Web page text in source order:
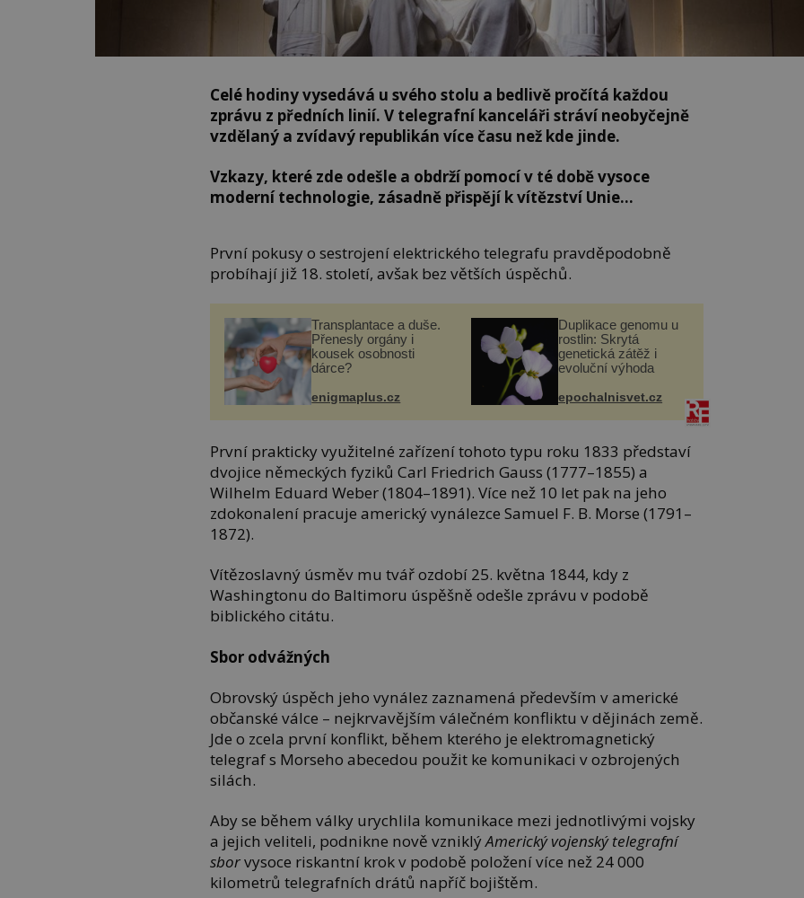
Celé hodiny vysedává u svého stolu a bedlivě pročítá každou
zprávu z předních linií. V telegrafní kanceláři stráví neobyčejně
vzdělaný a zvídavý republikán více času než kde jinde.
Vzkazy, které zde odešle a obdrží pomocí v té době vysoce
moderní technologie, zásadně přispějí k vítězství Unie…
První pokusy o sestrojení elektrického telegrafu pravděpodobně
probíhají již 18. století, avšak bez větších úspěchů.
Transplantace a duše.
Přenesly orgány i
kousek osobnosti
dárce?
enigmaplus.cz
Duplikace genomu u
rostlin: Skrytá
genetická zátěž i
evoluční výhoda
epochalnisvet.cz
První prakticky využitelné zařízení tohoto typu roku 1833 představí
dvojice německých fyziků Carl Friedrich Gauss (1777–1855) a
Wilhelm Eduard Weber (1804–1891). Více než 10 let pak na jeho
zdokonalení pracuje americký vynálezce Samuel F. B. Morse (1791–
1872).
Vítězoslavný úsměv mu tvář ozdobí 25. května 1844, kdy z
Washingtonu do Baltimoru úspěšně odešle zprávu v podobě
biblického citátu.
Sbor odvážných
Obrovský úspěch jeho vynález zaznamená především v americké
občanské válce – nejkrvavějším válečném konfliktu v dějinách země.
Jde o zcela první konflikt, během kterého je elektromagnetický
telegraf s Morseho abecedou použit ke komunikaci v ozbrojených
silách.
Aby se během války urychlila komunikace mezi jednotlivými vojsky
a jejich veliteli, podnikne nově vzniklýAmerický vojenský telegrafní
sborvysoce riskantní krok v podobě položení více než 24 000
kilometrů telegrafních drátů napříč bojištěm.